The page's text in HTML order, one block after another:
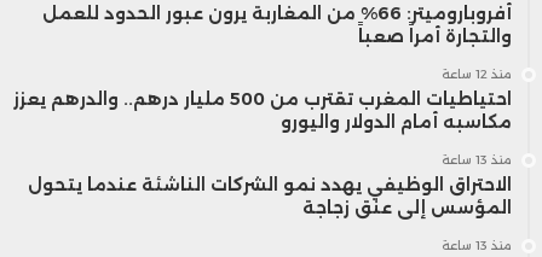
أفروباروميتر: 66% من المغاربة يرون عبور الحدود للعمل
والتجارة أمراً صعباً
منذ 12 ساعة
احتياطيات المغرب تقترب من 500 مليار درهم.. والدرهم يعزز
مكاسبه أمام الدولار واليورو
منذ 13 ساعة
الاحتراق الوظيفي يهدد نمو الشركات الناشئة عندما يتحول
المؤسس إلى عنق زجاجة
منذ 13 ساعة